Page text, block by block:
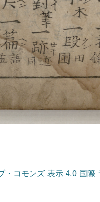
・コモンズ 表示 4.0 国際